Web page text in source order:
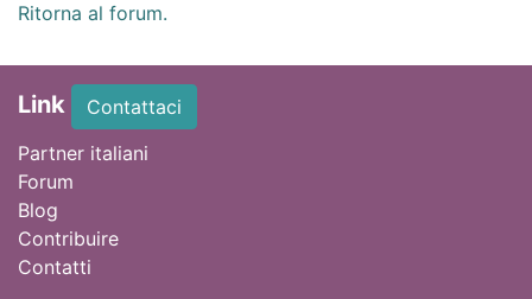
Ritorna al forum.
Link
Contattaci
Partner italiani
Forum
Blog
Contribuire
Contatti